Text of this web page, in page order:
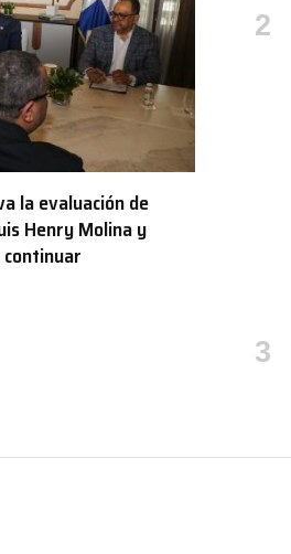
la evaluación de
Henry Molina y